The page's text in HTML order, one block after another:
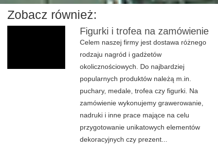
Zobacz również:
Figurki i trofea na zamówienie
Celem naszej firmy jest dostawa różnego
rodzaju nagród i gadżetów
okolicznościowych. Do najbardziej
popularnych produktów należą m.in.
puchary, medale, trofea czy figurki. Na
zamówienie wykonujemy grawerowanie,
nadruki i inne prace mające na celu
przygotowanie unikatowych elementów
dekoracyjnych czy prezent...